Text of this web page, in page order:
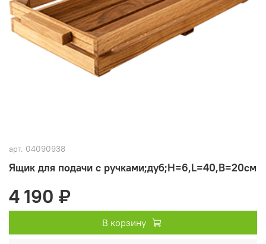
арт. 04090938
Ящик для подачи с ручками;дуб;H=6,L=40,B=20см
4 190 ₽
В корзину